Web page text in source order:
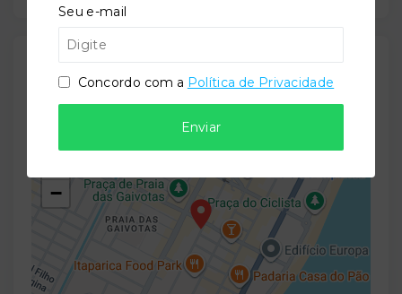
Localização
- 29102-265
−
Seu e-mail
Concordo com a Política de Privacidade
Enviar